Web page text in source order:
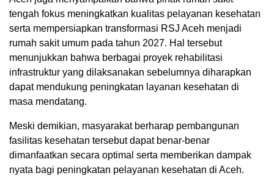
tengah fokus meningkatkan kualitas pelayanan kesehatan
serta mempersiapkan transformasi RSJ Aceh menjadi
rumah sakit umum pada tahun 2027. Hal tersebut
menunjukkan bahwa berbagai proyek rehabilitasi
infrastruktur yang dilaksanakan sebelumnya diharapkan
dapat mendukung peningkatan layanan kesehatan di
masa mendatang.
Meski demikian, masyarakat berharap pembangunan
fasilitas kesehatan tersebut dapat benar-benar
dimanfaatkan secara optimal serta memberikan dampak
nyata bagi peningkatan pelayanan kesehatan di Aceh.